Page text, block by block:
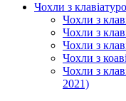
Чохли з
Чохли з
Чохли з
Чохли з
Чохли з
Чохли з
2021)